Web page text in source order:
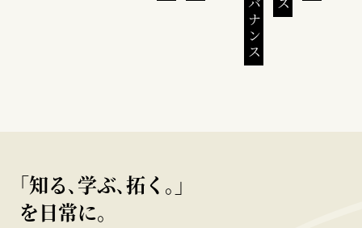
｢知る､学ぶ､拓く｡｣
を日常に。